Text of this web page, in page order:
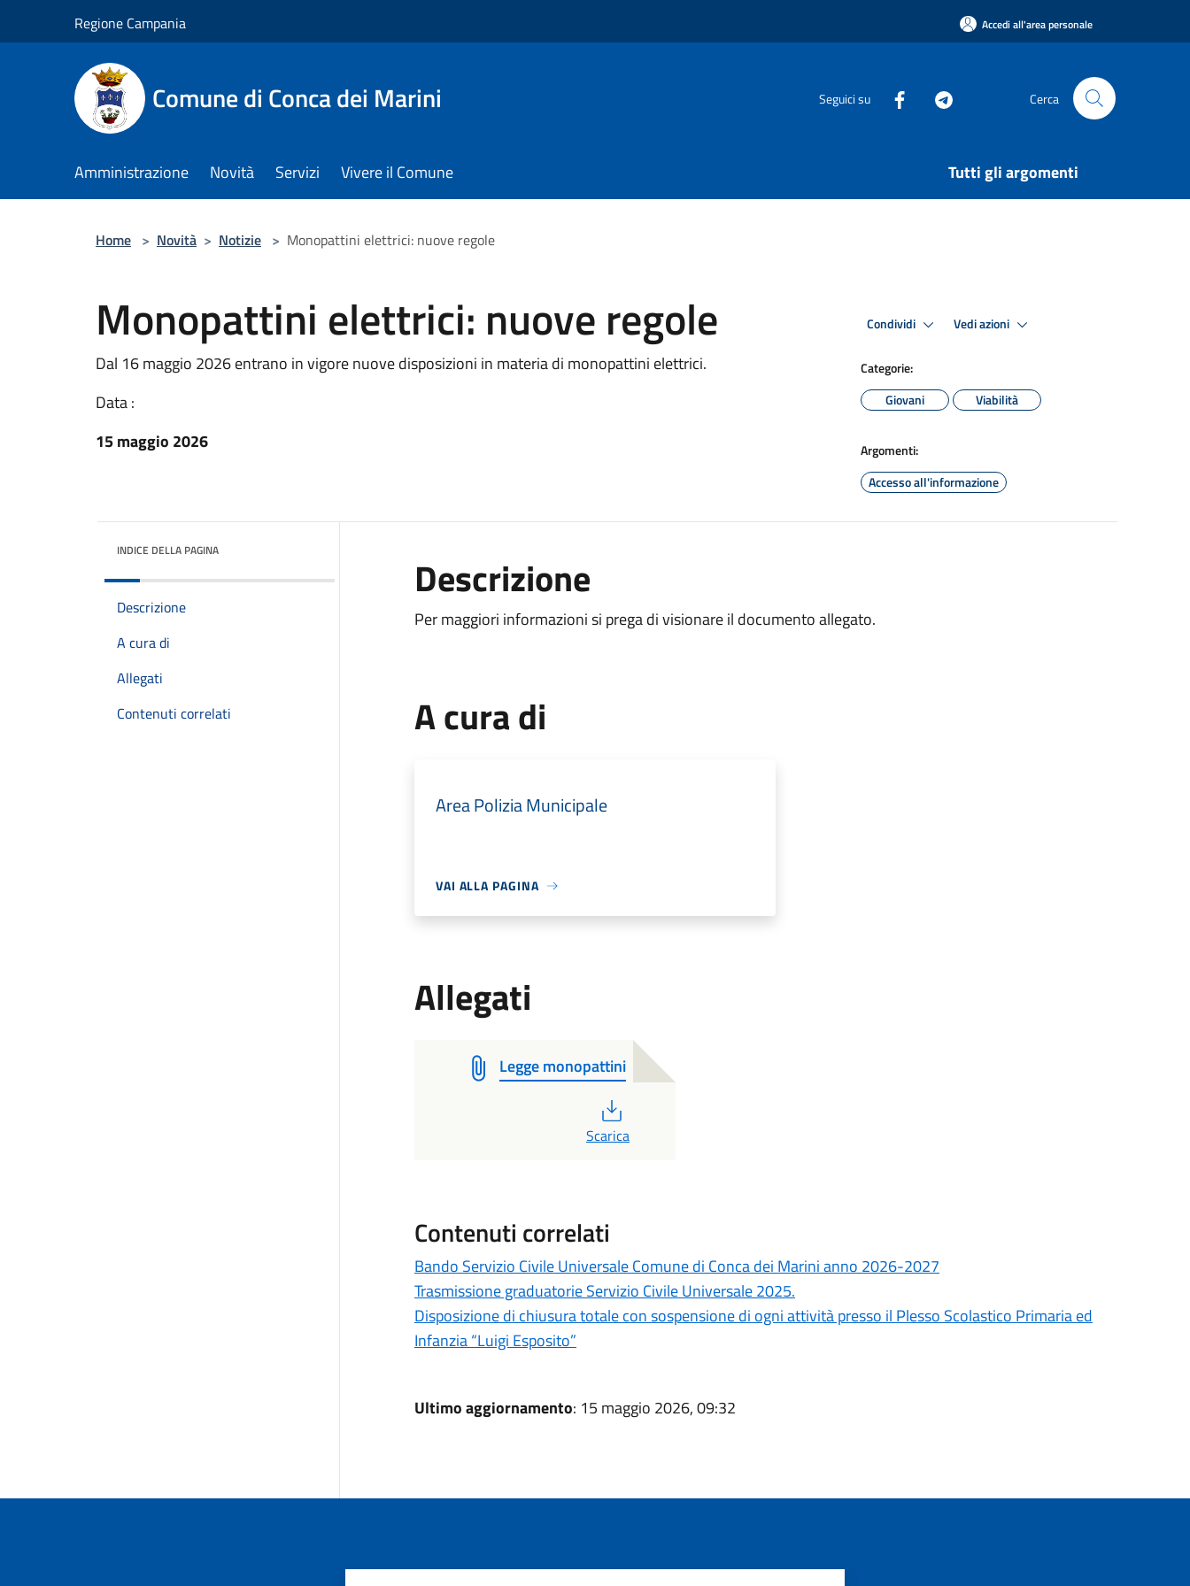
Regione Campania Accedi all'area personale
Comune di Conca dei Marini Seguici su Cerca
Amministrazione Novità Servizi Vivere il Comune Tutti gli argomenti
Home > Novità > Notizie > Monopattini elettrici: nuove regole
Monopattini elettrici: nuove regole
Dal 16 maggio 2026 entrano in vigore nuove disposizioni in materia di monopattini elettrici.
Data :
15 maggio 2026
Condividi Vedi azioni
Categorie:
Giovani
Viabilità
Argomenti:
Accesso all'informazione
INDICE DELLA PAGINA
Descrizione
A cura di
Allegati
Contenuti correlati
Descrizione
Per maggiori informazioni si prega di visionare il documento allegato.
A cura di
Area Polizia Municipale
VAI ALLA PAGINA
Allegati
Legge monopattini
Scarica
Contenuti correlati
Bando Servizio Civile Universale Comune di Conca dei Marini anno 2026-2027
Trasmissione graduatorie Servizio Civile Universale 2025.
Disposizione di chiusura totale con sospensione di ogni attività presso il Plesso Scolastico Primaria ed
Infanzia “Luigi Esposito”
Ultimo aggiornamento: 15 maggio 2026, 09:32